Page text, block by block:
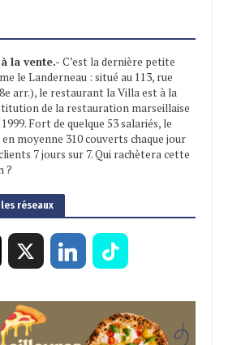
la vente.- C’est la dernière petite
le Landerneau : situé au 113, rue
arr.), le restaurant la Villa est à la
de la restauration marseillaise
Fort de quelque 53 salariés, le
moyenne 310 couverts chaque jour
7 jours sur 7. Qui rachètera cette
?
réseaux